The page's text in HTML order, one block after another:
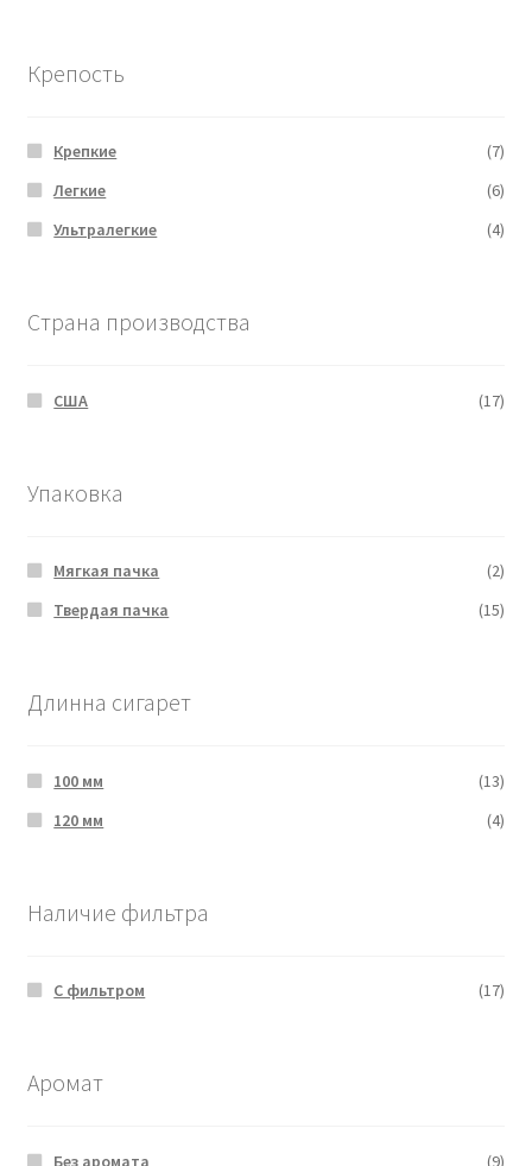
Крепость
Крепкие
(7)
Легкие
(6)
Ультралегкие
(4)
Страна производства
США (17)
Упаковка
Мягкая пачка
(2)
Твердая пачка
(15)
Длинна сигарет
100 мм
(13)
120 мм
(4)
Наличие фильтра
С фильтром (17)
Аромат
Без аромата (9)